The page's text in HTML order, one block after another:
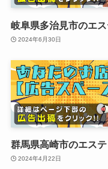
岐阜県多治見市のエ
2024年6月30日
群馬県高崎市のエステ
2024年4月22日